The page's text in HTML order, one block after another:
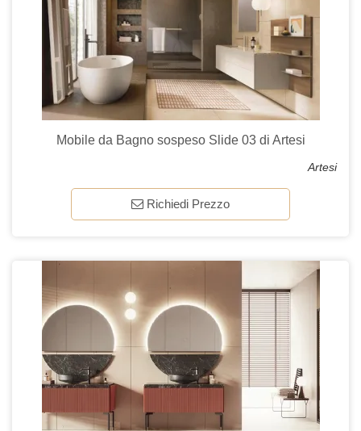
Mobile da Bagno sospeso Slide 03 di Artesi
Artesi
Richiedi Prezzo